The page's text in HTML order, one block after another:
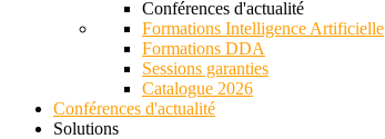
Conférences d'actualité
Formations Intelligence Artificielle
Formations DDA
Sessions garanties
Catalogue 2026
Conférences d'actualité
Solutions